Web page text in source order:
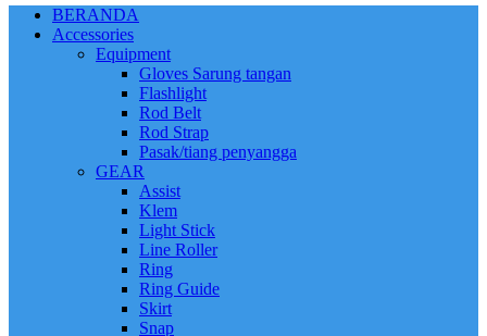
BERANDA
Accessories
Equipment
Gloves Sarung tangan
Flashlight
Rod Belt
Rod Strap
Pasak/tiang penyangga
GEAR
Assist
Klem
Light Stick
Line Roller
Ring
Ring Guide
Skirt
Snap